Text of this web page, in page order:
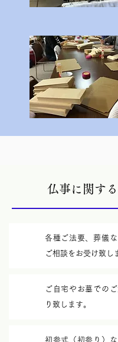
仏事に関する
各種ご法要、葬儀
ご相談をお受け致し
ご自宅やお墓での
り致します。
初参式（初参り）な